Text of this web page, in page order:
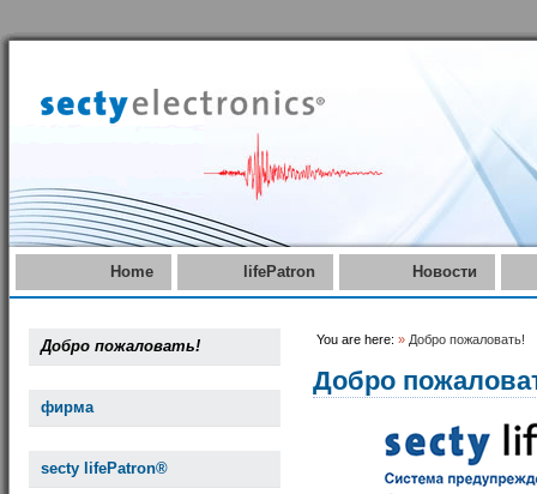
Home lifePatron Новости
Добро пожаловать!
фирма
secty lifePatron®
You are here: » Добро пожаловать!
Добро